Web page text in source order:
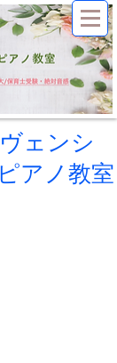
ェンシ
アノ教室